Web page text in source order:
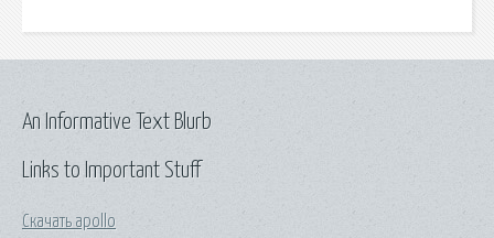
Links to Important Stuff
Скачать apollo
An Informative Text Blurb